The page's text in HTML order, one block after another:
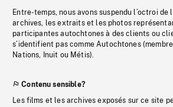
Entre-temps, nous avons suspendu l’octroi de
archives, les extraits et les photos
participantes autochtones à des clients ou
s’identifient pas comme Autochtones
Nations, Inuit ou Métis).
Contenu sensible?
Les films et les archives exposés sur ce site